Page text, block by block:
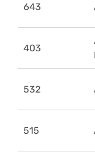
643
403
532
515